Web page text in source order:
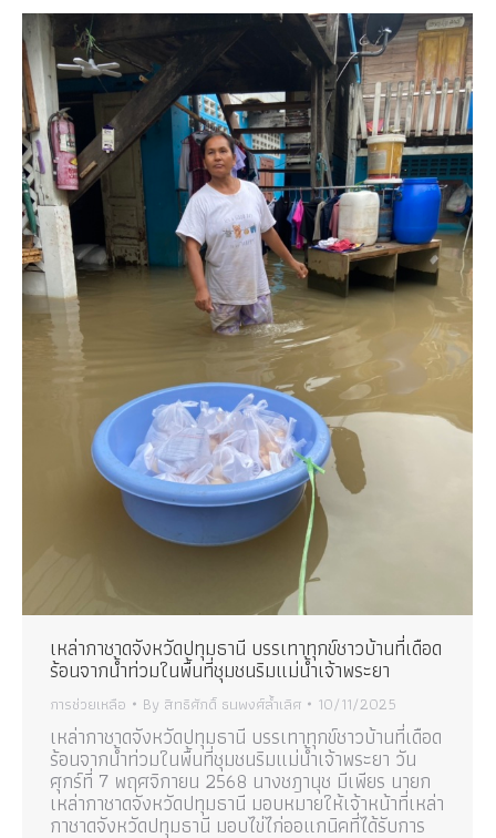
เหล่ากาชาดจังหวัดปทุมธานี บรรเทาทุกข์ชาวบ้านที่เดือด
ร้อนจากน้ำท่วมในพื้นที่ชุมชนริมแม่น้ำเจ้าพระยา
การช่วยเหลือ By สิทธิศักดิ์ ธนพงศ์ล้ำเลิศ 10/11/2025
เหล่ากาชาดจังหวัดปทุมธานี บรรเทาทุกข์ชาวบ้านที่เดือด
ร้อนจากน้ำท่วมในพื้นที่ชุมชนริมแม่น้ำเจ้าพระยา วัน
ศุกร์ที่ 7 พฤศจิกายน 2568 นางชฎานุช มีเพียร นายก
เหล่ากาชาดจังหวัดปทุมธานี มอบหมายให้เจ้าหน้าที่เหล่า
กาชาดจังหวัดปทุมธานี มอบไข่ไก่ออแกนิคที่ได้รับการ